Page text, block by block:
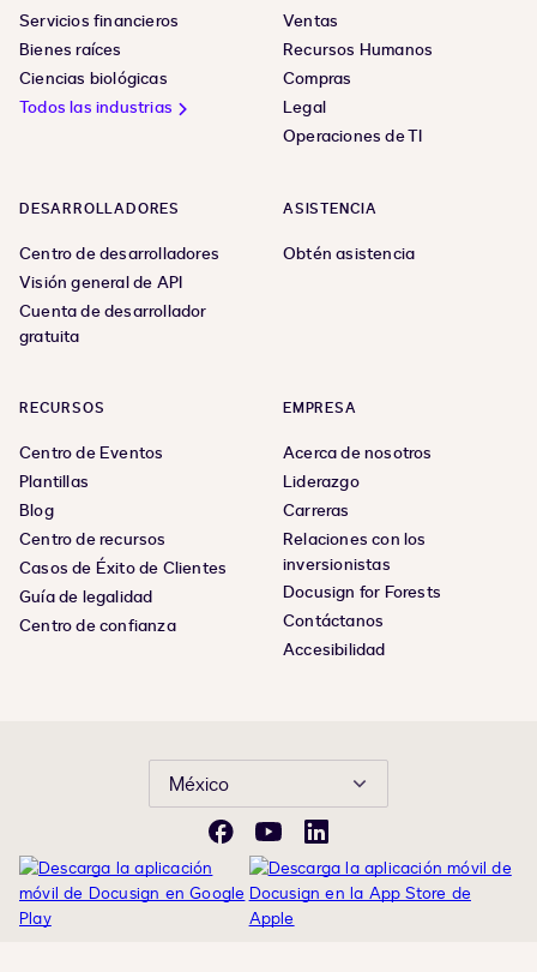
Servicios financieros
Bienes raíces
Ciencias biológicas
Todos las industrias
Ventas
Recursos Humanos
Compras
Legal
Operaciones de TI
DESARROLLADORES
Centro de desarrolladores
Visión general de API
Cuenta de desarrollador
gratuita
ASISTENCIA
Obtén asistencia
RECURSOS
Centro de Eventos
Plantillas
Blog
Centro de recursos
Casos de Éxito de Clientes
Guía de legalidad
Centro de confianza
EMPRESA
Acerca de nosotros
Liderazgo
Carreras
Relaciones con los
inversionistas
Docusign for Forests
Contáctanos
Accesibilidad
México
FacebookYouTubeLinkedIn